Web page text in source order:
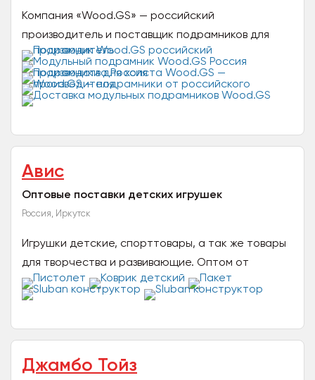
Компания «Wood.GS» — российский
производитель и поставщик подрамников для
холстов. Производство базируется в г. Сарапул. В
каталоге: модульные...
Авис
Оптовые поставки детских игрушек
Россия, Иркутск
Игрушки детские, спорттовары, а так же товары
для творчества и развивающие. Оптом от
производителя, с поставками с заводов Китая и
СНГ. Доставка...
Джамбо Тойз